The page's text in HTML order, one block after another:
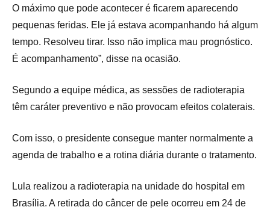
O máximo que pode acontecer é ficarem aparecendo
pequenas feridas. Ele já estava acompanhando há algum
tempo. Resolveu tirar. Isso não implica mau prognóstico.
É acompanhamento”, disse na ocasião.
Segundo a equipe médica, as sessões de radioterapia
têm caráter preventivo e não provocam efeitos colaterais.
Com isso, o presidente consegue manter normalmente a
agenda de trabalho e a rotina diária durante o tratamento.
Lula realizou a radioterapia na unidade do hospital em
Brasília. A retirada do câncer de pele ocorreu em 24 de